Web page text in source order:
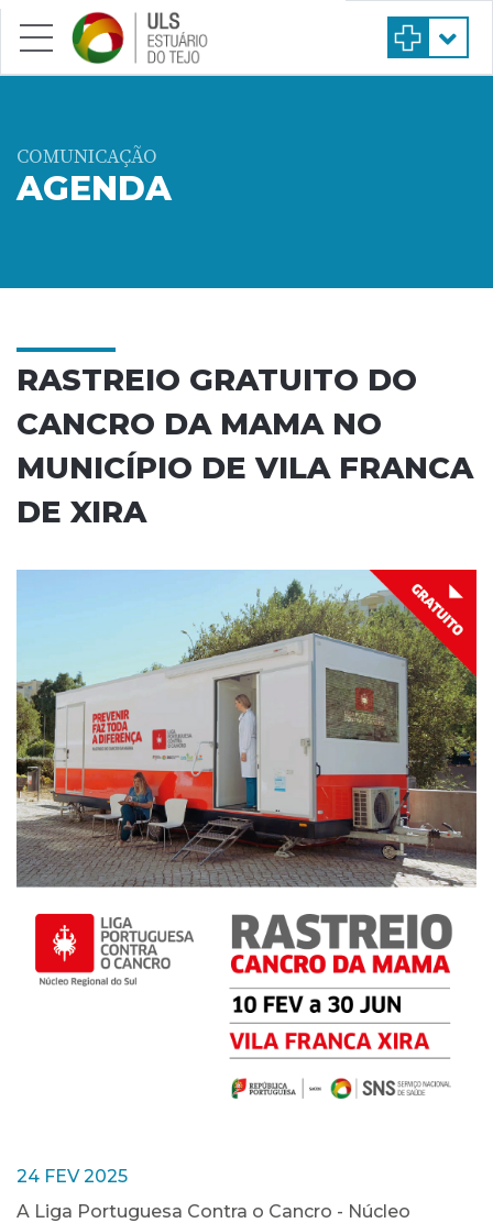
Saltar para conteúdo principal
COMUNICAÇÃO
AGENDA
RASTREIO GRATUITO DO
CANCRO DA MAMA NO
MUNICÍPIO DE VILA FRANCA
DE XIRA
24 FEV 2025
A Liga Portuguesa Contra o Cancro - Núcleo